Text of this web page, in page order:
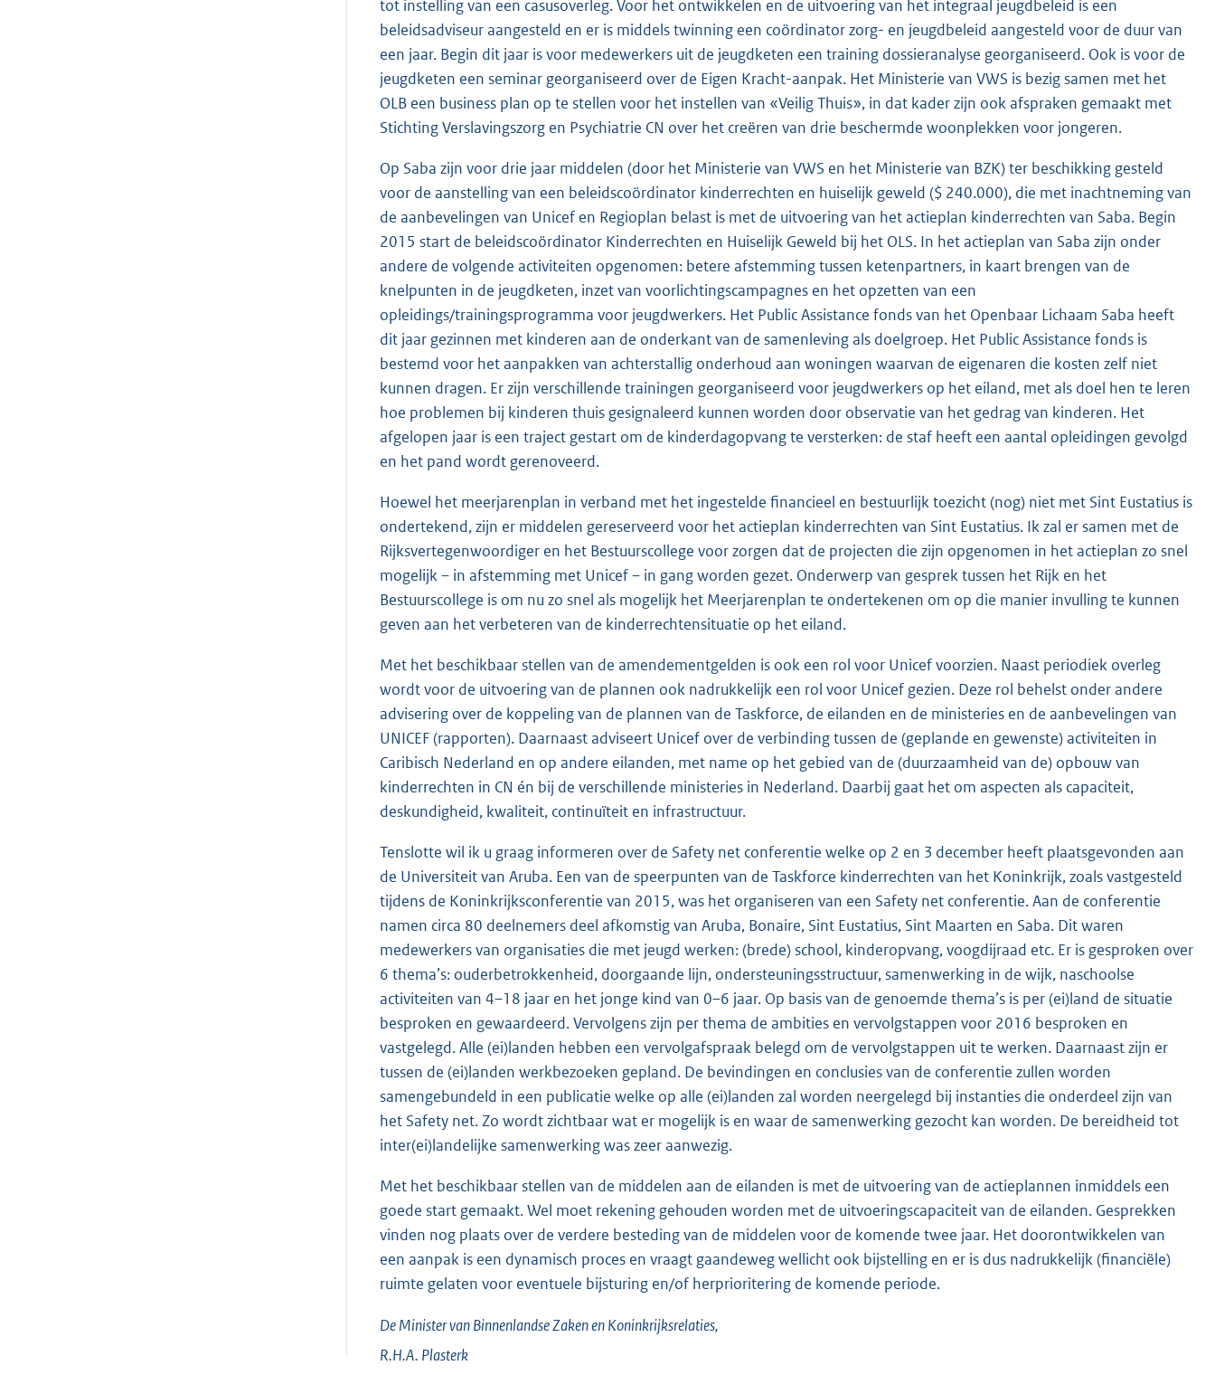
tot instelling van een casusoverleg. Voor het ontwikkelen en de uitvoering van het integraal jeugdbeleid is een
beleidsadviseur aangesteld en er is middels twinning een coördinator zorg- en jeugdbeleid aangesteld voor de duur van
een jaar. Begin dit jaar is voor medewerkers uit de jeugdketen een training dossieranalyse georganiseerd. Ook is voor de
jeugdketen een seminar georganiseerd over de Eigen Kracht-aanpak. Het Ministerie van VWS is bezig samen met het
OLB een business plan op te stellen voor het instellen van «Veilig Thuis», in dat kader zijn ook afspraken gemaakt met
Stichting Verslavingszorg en Psychiatrie CN over het creëren van drie beschermde woonplekken voor jongeren.
Op Saba zijn voor drie jaar middelen (door het Ministerie van VWS en het Ministerie van BZK) ter beschikking gesteld
voor de aanstelling van een beleidscoördinator kinderrechten en huiselijk geweld ($ 240.000), die met inachtneming van
de aanbevelingen van Unicef en Regioplan belast is met de uitvoering van het actieplan kinderrechten van Saba. Begin
2015 start de beleidscoördinator Kinderrechten en Huiselijk Geweld bij het OLS. In het actieplan van Saba zijn onder
andere de volgende activiteiten opgenomen: betere afstemming tussen ketenpartners, in kaart brengen van de
knelpunten in de jeugdketen, inzet van voorlichtingscampagnes en het opzetten van een
opleidings/trainingsprogramma voor jeugdwerkers. Het Public Assistance fonds van het Openbaar Lichaam Saba heeft
dit jaar gezinnen met kinderen aan de onderkant van de samenleving als doelgroep. Het Public Assistance fonds is
bestemd voor het aanpakken van achterstallig onderhoud aan woningen waarvan de eigenaren die kosten zelf niet
kunnen dragen. Er zijn verschillende trainingen georganiseerd voor jeugdwerkers op het eiland, met als doel hen te leren
hoe problemen bij kinderen thuis gesignaleerd kunnen worden door observatie van het gedrag van kinderen. Het
afgelopen jaar is een traject gestart om de kinderdagopvang te versterken: de staf heeft een aantal opleidingen gevolgd
en het pand wordt gerenoveerd.
Hoewel het meerjarenplan in verband met het ingestelde financieel en bestuurlijk toezicht (nog) niet met Sint Eustatius is
ondertekend, zijn er middelen gereserveerd voor het actieplan kinderrechten van Sint Eustatius. Ik zal er samen met de
Rijksvertegenwoordiger en het Bestuurscollege voor zorgen dat de projecten die zijn opgenomen in het actieplan zo snel
mogelijk – in afstemming met Unicef – in gang worden gezet. Onderwerp van gesprek tussen het Rijk en het
Bestuurscollege is om nu zo snel als mogelijk het Meerjarenplan te ondertekenen om op die manier invulling te kunnen
geven aan het verbeteren van de kinderrechtensituatie op het eiland.
Met het beschikbaar stellen van de amendementgelden is ook een rol voor Unicef voorzien. Naast periodiek overleg
wordt voor de uitvoering van de plannen ook nadrukkelijk een rol voor Unicef gezien. Deze rol behelst onder andere
advisering over de koppeling van de plannen van de Taskforce, de eilanden en de ministeries en de aanbevelingen van
UNICEF (rapporten). Daarnaast adviseert Unicef over de verbinding tussen de (geplande en gewenste) activiteiten in
Caribisch Nederland en op andere eilanden, met name op het gebied van de (duurzaamheid van de) opbouw van
kinderrechten in CN én bij de verschillende ministeries in Nederland. Daarbij gaat het om aspecten als capaciteit,
deskundigheid, kwaliteit, continuïteit en infrastructuur.
Tenslotte wil ik u graag informeren over de Safety net conferentie welke op 2 en 3 december heeft plaatsgevonden aan
de Universiteit van Aruba. Een van de speerpunten van de Taskforce kinderrechten van het Koninkrijk, zoals vastgesteld
tijdens de Koninkrijksconferentie van 2015, was het organiseren van een Safety net conferentie. Aan de conferentie
namen circa 80 deelnemers deel afkomstig van Aruba, Bonaire, Sint Eustatius, Sint Maarten en Saba. Dit waren
medewerkers van organisaties die met jeugd werken: (brede) school, kinderopvang, voogdijraad etc. Er is gesproken over
6 thema’s: ouderbetrokkenheid, doorgaande lijn, ondersteuningsstructuur, samenwerking in de wijk, naschoolse
activiteiten van 4–18 jaar en het jonge kind van 0–6 jaar. Op basis van de genoemde thema’s is per (ei)land de situatie
besproken en gewaardeerd. Vervolgens zijn per thema de ambities en vervolgstappen voor 2016 besproken en
vastgelegd. Alle (ei)landen hebben een vervolgafspraak belegd om de vervolgstappen uit te werken. Daarnaast zijn er
tussen de (ei)landen werkbezoeken gepland. De bevindingen en conclusies van de conferentie zullen worden
samengebundeld in een publicatie welke op alle (ei)landen zal worden neergelegd bij instanties die onderdeel zijn van
het Safety net. Zo wordt zichtbaar wat er mogelijk is en waar de samenwerking gezocht kan worden. De bereidheid tot
inter(ei)landelijke samenwerking was zeer aanwezig.
Met het beschikbaar stellen van de middelen aan de eilanden is met de uitvoering van de actieplannen inmiddels een
goede start gemaakt. Wel moet rekening gehouden worden met de uitvoeringscapaciteit van de eilanden. Gesprekken
vinden nog plaats over de verdere besteding van de middelen voor de komende twee jaar. Het doorontwikkelen van
een aanpak is een dynamisch proces en vraagt gaandeweg wellicht ook bijstelling en er is dus nadrukkelijk (financiële)
ruimte gelaten voor eventuele bijsturing en/of herprioritering de komende periode.
De Minister van Binnenlandse Zaken en Koninkrijksrelaties,
R.H.A. Plasterk